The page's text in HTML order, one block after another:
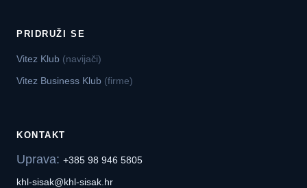
PRIDRUŽI SE
Vitez Klub (navijači)
Vitez Business Klub (firme)
KONTAKT
Uprava: +385 98 946 5805
khl-sisak@khl-sisak.hr